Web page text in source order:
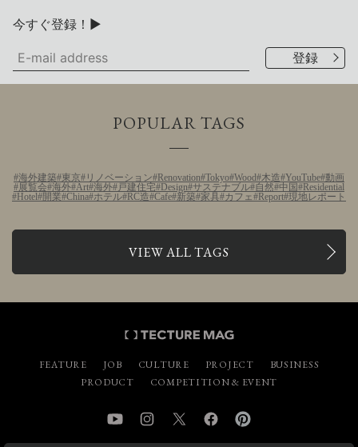
今すぐ登録！▶
POPULAR TAGS
海外建築 東京 リノベーション Renovation Tokyo Wood 木造 YouTube 動画
展覧会 海外 Art 海外 戸建住宅 Design サステナブル 自然 中国 Residential
Hotel 開業 China ホテル RC造 Cafe 新築 家具 カフェ Report 現地レポート
VIEW ALL TAGS
FEATURE JOB CULTURE PROJECT
BUSINESS
PRODUCT
COMPETITION & EVENT
YouTube InstagramTwitter Facebook